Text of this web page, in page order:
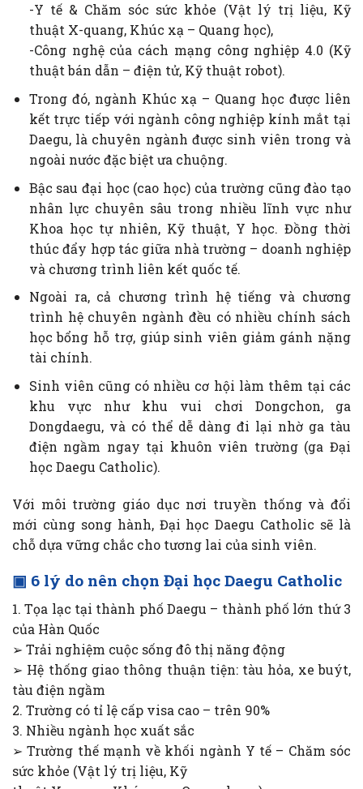
-Y tế & Chăm sóc sức khỏe (Vật lý trị liệu, Kỹ
thuật X-quang, Khúc xạ – Quang học),
-Công nghệ của cách mạng công nghiệp 4.0 (Kỹ
thuật bán dẫn – điện tử, Kỹ thuật robot).
Trong đó, ngành Khúc xạ – Quang học được liên
kết trực tiếp với ngành công nghiệp kính mắt tại
Daegu, là chuyên ngành được sinh viên trong và
ngoài nước đặc biệt ưa chuộng.
Bậc sau đại học (cao học) của trường cũng đào tạo
nhân lực chuyên sâu trong nhiều lĩnh vực như
Khoa học tự nhiên, Kỹ thuật, Y học. Đồng thời
thúc đẩy hợp tác giữa nhà trường – doanh nghiệp
và chương trình liên kết quốc tế.
Ngoài ra, cả chương trình hệ tiếng và chương
trình hệ chuyên ngành đều có nhiều chính sách
học bổng hỗ trợ, giúp sinh viên giảm gánh nặng
tài chính.
Sinh viên cũng có nhiều cơ hội làm thêm tại các
khu vực như khu vui chơi Dongchon, ga
Dongdaegu, và có thể dễ dàng đi lại nhờ ga tàu
điện ngầm ngay tại khuôn viên trường (ga Đại
học Daegu Catholic).
Với môi trường giáo dục nơi truyền thống và đổi
mới cùng song hành, Đại học Daegu Catholic sẽ là
chỗ dựa vững chắc cho tương lai của sinh viên.
▣ 6 lý do nên chọn Đại học Daegu Catholic
1. Tọa lạc tại thành phố Daegu – thành phố lớn thứ 3
của Hàn Quốc
➢ Trải nghiệm cuộc sống đô thị năng động
➢ Hệ thống giao thông thuận tiện: tàu hỏa, xe buýt,
tàu điện ngầm
2. Trường có tỉ lệ cấp visa cao – trên 90%
3. Nhiều ngành học xuất sắc
➢ Trường thế mạnh về khối ngành Y tế – Chăm sóc
sức khỏe (Vật lý trị liệu, Kỹ